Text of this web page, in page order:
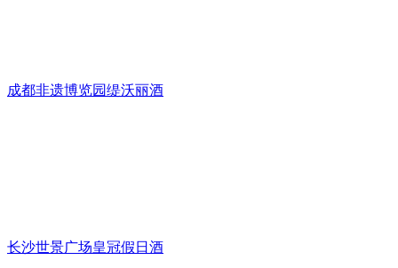
成都非遗博览园缇沃丽酒
长沙世景广场皇冠假日酒